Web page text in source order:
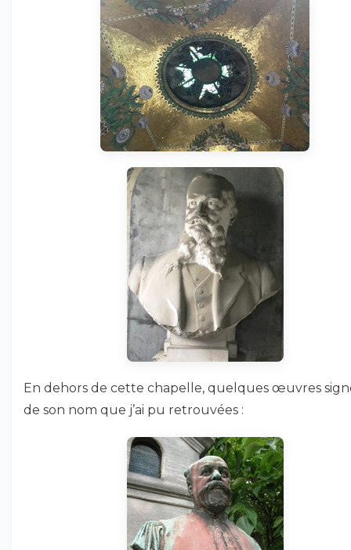
En dehors de cette chapelle, quelques œuvres
de son nom que j’ai pu retrouvées :